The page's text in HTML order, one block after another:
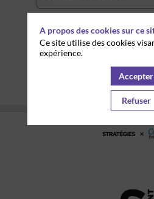
THÈMES
A propos des cookies sur ce
Ce site utilise des cookies
expérience.
Accepter
Refuser